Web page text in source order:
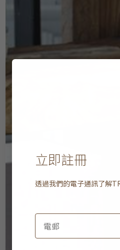
立即註冊
透過我們的電子通訊了解